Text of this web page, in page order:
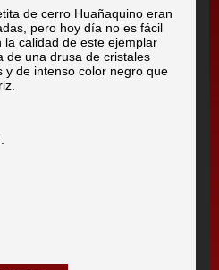
de cerro Huañaquino eran
pero hoy día no es fácil
calidad de este ejemplar
de una drusa de cristales
y de intenso color negro que